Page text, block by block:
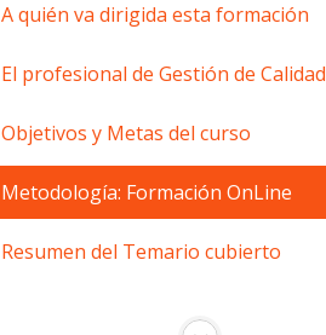
A quién va dirigida esta formación
El profesional de Gestión de Calidad
Objetivos y Metas del curso
Metodología: Formación OnLine
Resumen del Temario cubierto